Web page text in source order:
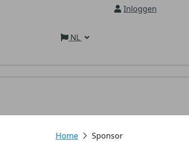
Inloggen
NL
Sponsor